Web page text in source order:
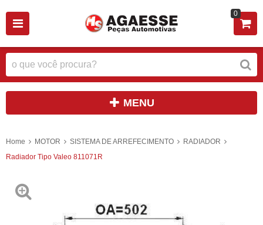
0
MENU
Home MOTOR SISTEMA DE ARREFECIMENTO
RADIADOR
Radiador Tipo Valeo 811071R